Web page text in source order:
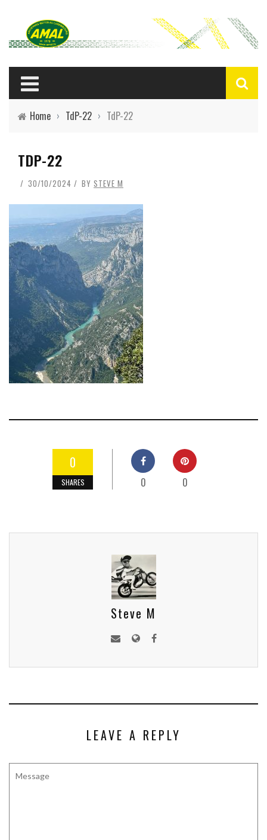
Home › TdP-22 › TdP-22
TDP-22
30/10/2024 BY STEVE M
0
SHARES 0 0
Steve M
LEAVE A REPLY